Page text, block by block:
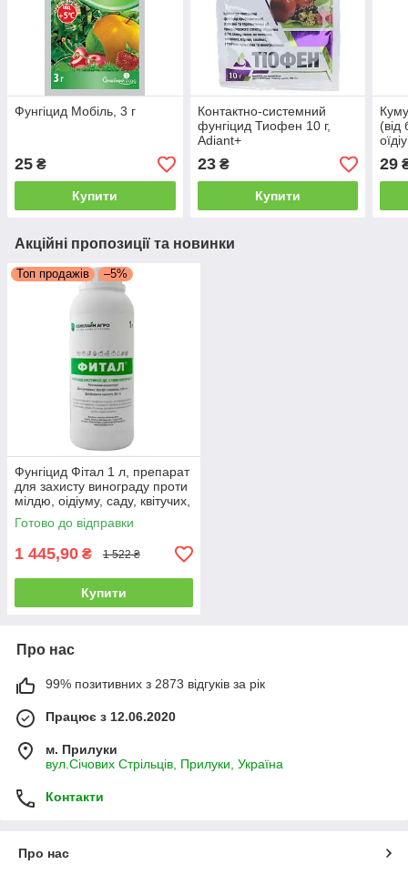
Фунгіцид Мобіль, 3 г
25 ₴
Купити
Контактно-системний
фунгіцид Тиофен 10 г,
Adiant+
23₴
Купити
(від
29
Акційні пропозиції та новинки
Топ продажів –5%
Фунгіцид Фітал 1 л, препарат
для захисту винограду проти
мілдю, оідіуму, саду, квітучих,
газону
Готово до відправки
1 445,90 ₴ 1 522 ₴
Купити
Про нас
99% позитивних з 2873 відгуків за рік
Працює з 12.06.2020
м. Прилуки
вул.Січових Стрільців, Прилуки, Україна
Контакти
Про нас